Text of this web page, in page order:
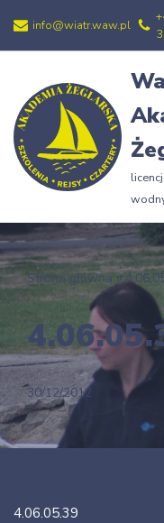
Przejdź
treści
info@wiatr.waw.pl
Strona główna »
30/12/2012
4.06.05.39